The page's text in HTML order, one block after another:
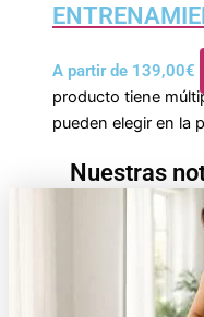
A partir de 139,00€
producto tiene
pueden elegir en la
Nuestras